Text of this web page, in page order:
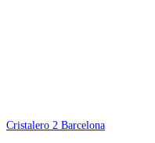
Cristalero 2 Barcelona